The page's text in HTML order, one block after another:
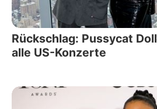
Rückschlag: Pussycat
alle US-Konzerte